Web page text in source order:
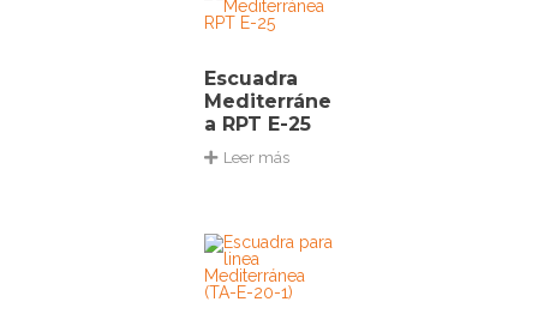
Escuadra
Mediterráne
a RPT E-25
Leer más